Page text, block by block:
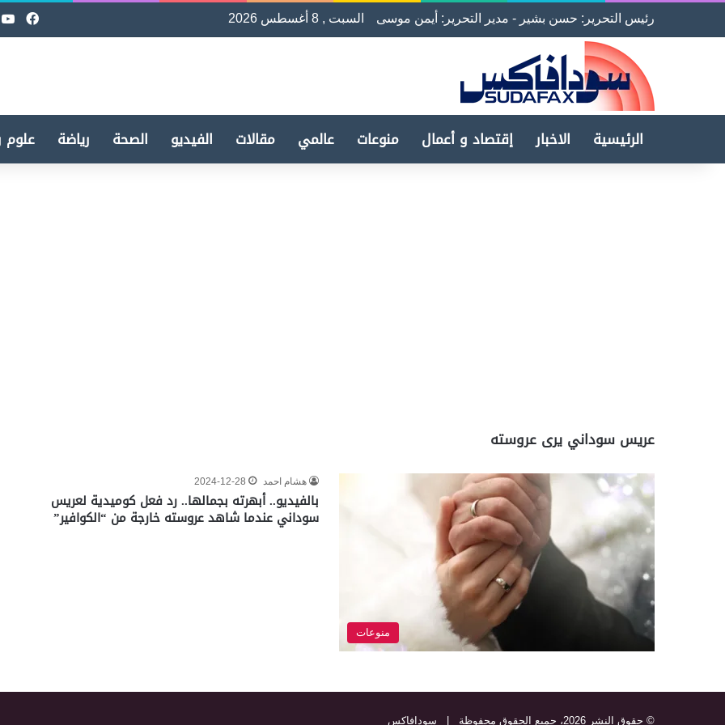
رئيس التحرير: حسن بشير - مدير التحرير: أيمن موسى السبت , 8 أغسطس 2026
الرئيسية الاخبار إقتصاد و أعمال منوعات عالمي مقالات الفيديو الصحة رياضة علوم
عريس سوداني يرى عروسته
منوعات
هشام احمد 2024-12-28
بالفيديو.. أبهرته بجمالها.. رد فعل كوميدية لعريس
سوداني عندما شاهد عروسته خارجة من “الكوافير”
© حقوق النشر 2026، جميع الحقوق محفوظة | سودافاكس